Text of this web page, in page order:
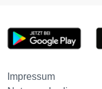
Impressum